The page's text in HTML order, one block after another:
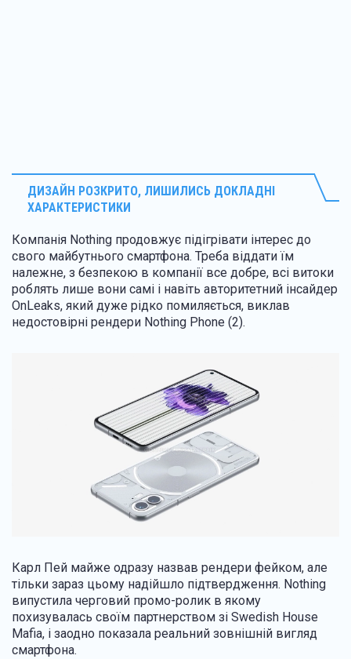
ДИЗАЙН РОЗКРИТО, ЛИШИЛИСЬ ДОКЛАДНІ
ХАРАКТЕРИСТИКИ
Компанія Nothing продовжує підігрівати інтерес до
свого майбутнього смартфона. Треба віддати їм
належне, з безпекою в компанії все добре, всі витоки
роблять лише вони самі і навіть авторитетний інсайдер
OnLeaks, який дуже рідко помиляється, виклав
недостовірні рендери Nothing Phone (2).
Карл Пей майже одразу назвав рендери фейком, але
тільки зараз цьому надійшло підтвердження. Nothing
випустила черговий промо-ролик в якому
похизувалась своїм партнерством зі Swedish House
Mafia, і заодно показала реальний зовнішній вигляд
смартфона.